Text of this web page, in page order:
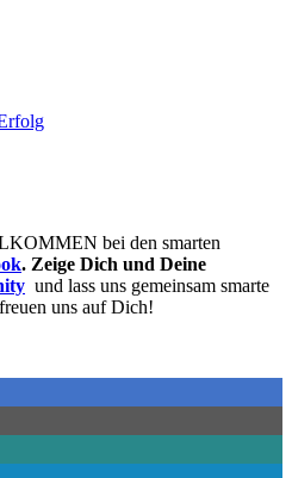
bei den smarten
. Zeige Dich und Deine
und lass uns gemeinsam smarte
uns auf Dich!